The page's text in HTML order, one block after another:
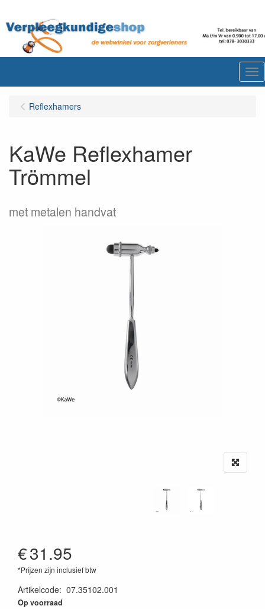
Reflexhamers
KaWe Reflexhamer
Trömmel
met metalen handvat
€31.95
*Prijzen zijn inclusief btw
Artikelcode: 07.35102.001
Op voorraad